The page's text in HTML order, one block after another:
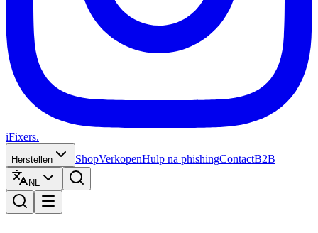
iFixers.
Herstellen ShopVerkopenHulp na phishingContactB2B
NL